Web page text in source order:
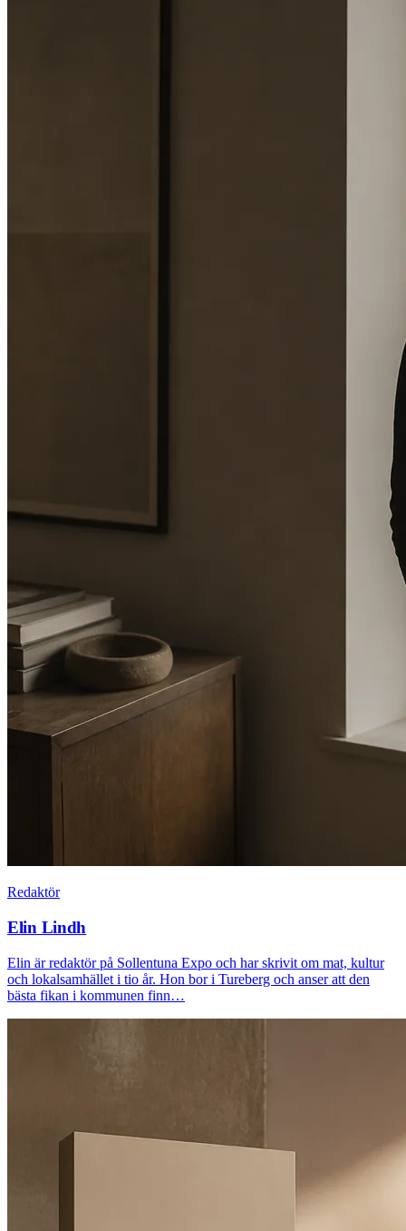
Redaktör
Elin Lindh
Elin är redaktör på Sollentuna Expo och har skrivit om mat, kultur
och lokalsamhället i tio år. Hon bor i Tureberg och anser att den
bästa fikan i kommunen finn…